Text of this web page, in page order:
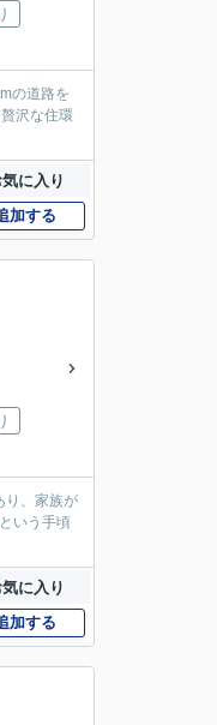
の道路を
沢な住環
気に入り
加する
り、家族が
気に入り
加する